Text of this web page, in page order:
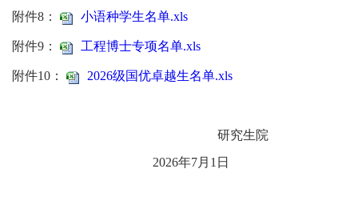
附件8： 小语种学生名单.xls
附件9： 工程博士专项名单.xls
附件10： 2026级国优卓越生名单.xls
研究生院
2026年7月 1 日